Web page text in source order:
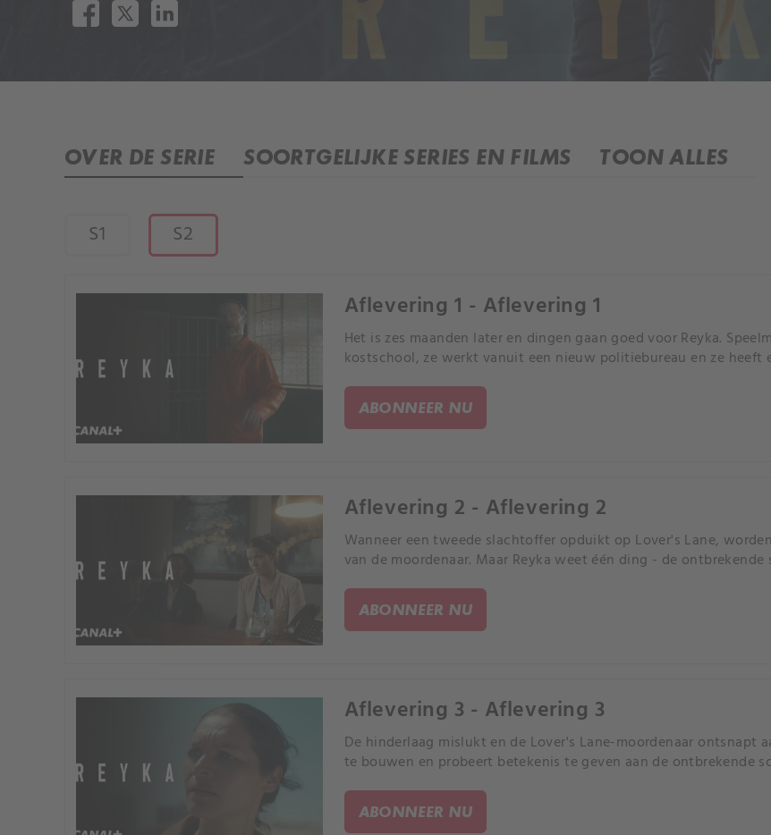
OVER DE SERIE SOORTGELIJKE SERIES EN FILMS TOON ALLES
S1 S2
Aflevering 1 - Aflevering 1
Het is zes maanden later en dingen gaan goed voor Reyka.
kostschool, ze werkt vanuit een nieuw politiebureau en ze heeft
ABONNEER NU
Aflevering 2 - Aflevering 2
Wanneer een tweede slachtoffer opduikt op Lover's Lane,
van de moordenaar. Maar Reyka weet één ding - de
ABONNEER NU
Aflevering 3 - Aflevering 3
De hinderlaag mislukt en de Lover's Lane-moordenaar ontsnapt
te bouwen en probeert betekenis te geven aan de ontbrekende
ABONNEER NU